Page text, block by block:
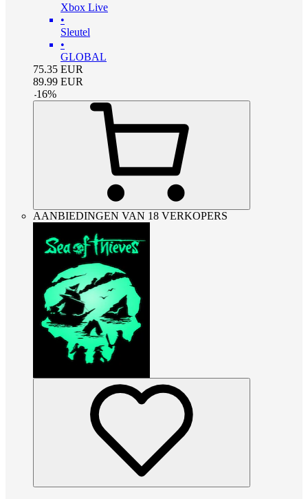
Xbox Live
•
Sleutel
•
GLOBAL
75.35 EUR
89.99 EUR
-16%
AANBIEDINGEN VAN 18 VERKOPERS